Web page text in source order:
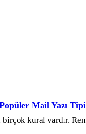
Mail Yazı Tipi
kural vardır.